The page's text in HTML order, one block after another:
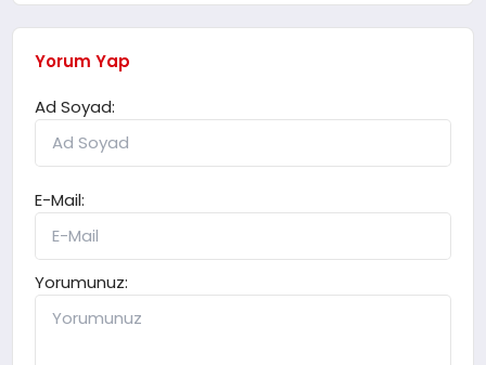
Yorum Yap
Ad Soyad:
E-Mail:
Yorumunuz: